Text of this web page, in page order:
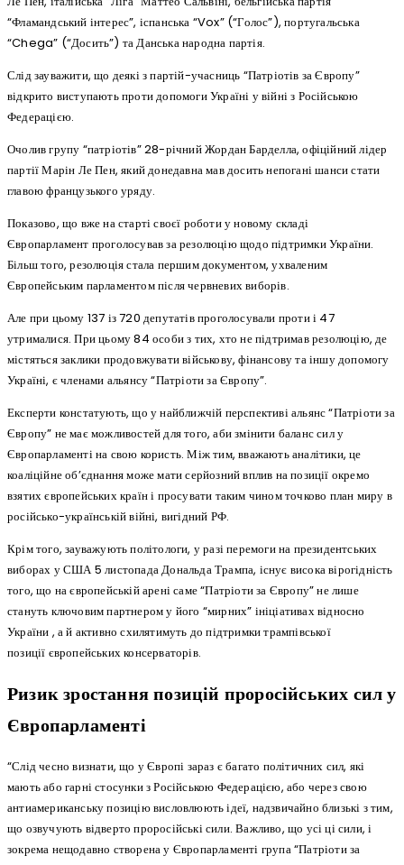
“Фламандський інтерес”, іспанська “Vox” (“Голос”), португальська
“Chega” (“Досить”) та Данська народна партія.
Слід зауважити, що деякі з партій-учасниць “Патріотів за Європу”
відкрито виступають проти допомоги Україні у війні з Російською
Федерацією.
Очолив групу “патріотів” 28-річний Жордан Барделла, офіційний лідер
партії Марін Ле Пен, який донедавна мав досить непогані шанси стати
главою французького уряду.
Показово, що вже на старті своєї роботи у новому складі
Європарламент проголосував за резолюцію щодо підтримки України.
Більш того, резолюція стала першим документом, ухваленим
Європейським парламентом після червневих виборів.
Але при цьому 137 із 720 депутатів проголосували проти і 47
утрималися. При цьому 84 особи з тих, хто не підтримав резолюцію, де
містяться заклики продовжувати військову, фінансову та іншу допомогу
Україні, є членами альянсу “Патріоти за Європу”.
Експерти констатують, що у найближчій перспективі альянс “Патріоти за
Європу” не має можливостей для того, аби змінити баланс сил у
Європарламенті на свою користь. Між тим, вважають аналітики, це
коаліційне об’єднання може мати серйозний вплив на позиції окремо
взятих європейських країн і просувати таким чином точково план миру в
російсько-українській війні, вигідний РФ.
Крім того, зауважують політологи, у разі перемоги на президентських
виборах у США 5 листопада Дональда Трампа, існує висока вірогідність
того, що на європейській арені саме “Патріоти за Європу” не лише
стануть ключовим партнером у його “мирних” ініціативах відносно
України , а й активно схилятимуть до підтримки трампівської
позиції європейських консерваторів.
Ризик зростання позицій проросійських сил у
Європарламенті
“Слід чесно визнати, що у Європі зараз є багато політичних сил, які
мають або гарні стосунки з Російською Федерацією, або через свою
антиамериканську позицію висловлюють ідеї, надзвичайно близькі з тим,
що озвучують відверто проросійські сили. Важливо, що усі ці сили, і
зокрема нещодавно створена у Європарламенті група “Патріоти за